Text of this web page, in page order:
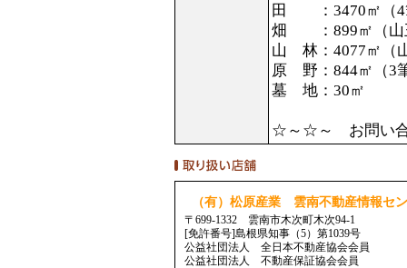
田 ：3470㎡（4
畑 ：899㎡（山
山 林：4077㎡（
原 野：844㎡（3
墓 地：30㎡
☆～☆～ お問い
（有）松原産業 雲南不動産情報セ
〒699-1332 雲南市木次町木次94-1
[免許番号]島根県知事（5）第1039号
公益社団法人 全日本不動産協会会員
公益社団法人 不動産保証協会会員